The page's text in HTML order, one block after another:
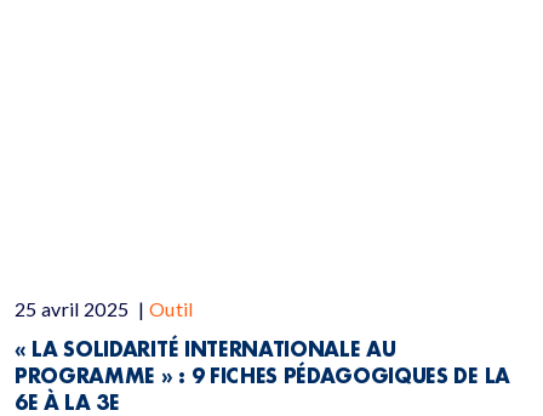
25 avril 2025 | Outil
« LA SOLIDARITÉ INTERNATIONALE AU
PROGRAMME » : 9 FICHES PÉDAGOGIQUES DE LA
6E À LA 3E